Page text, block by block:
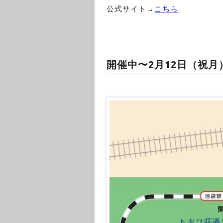
公式サイト→ こちら
開催中〜2月12日（祝月